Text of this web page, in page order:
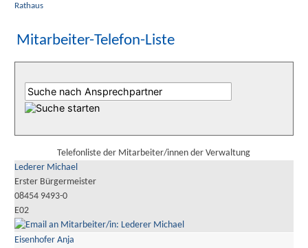
Rathaus
Mitarbeiter-Telefon-Liste
Telefonliste der Mitarbeiter/innen der Verwaltung
Lederer Michael
Erster Bürgermeister
08454 9493-0
E02
Eisenhofer Anja